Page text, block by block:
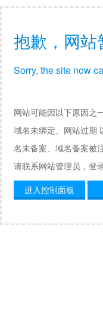
抱歉，网站
Sorry, the site now
网站可能因以下原因之
域名未绑定、网站过期
名未备案、域名备案被
请联系网站管理员，登
进入控制面板